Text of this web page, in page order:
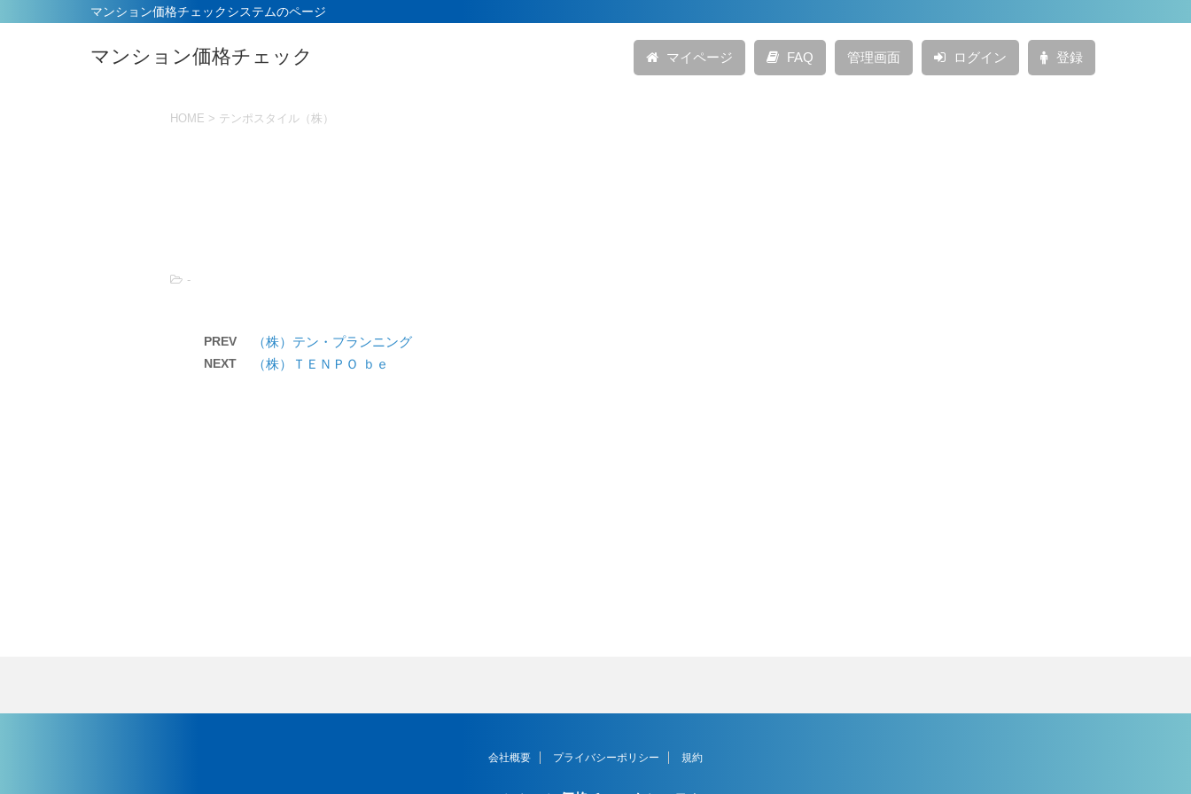
マンション価格チェックシステムのページ
マンション価格チェック マイページ FAQ 管理画面 ログイン 登録
HOME > テンポスタイル（株）
-
PREV （株）テン・プランニング
NEXT （株）ＴＥＮＰＯ ｂｅ
会社概要 プライバシーポリシー 規約